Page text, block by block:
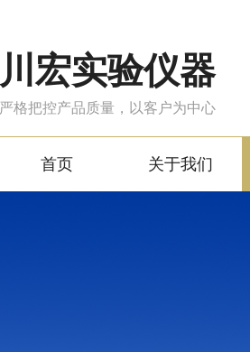
川宏实验仪器
严格把控产品质量，以客户为中心
首页 关于我们